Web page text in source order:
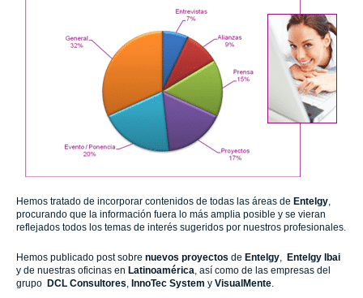
Hemos tratado de incorporar contenidos de todas las áreas de Entelgy
procurando que la información fuera lo más amplia posible y se vieran
reflejados todos los temas de interés sugeridos por nuestros profesionales.
Hemos publicado post sobre nuevos proyectos de Entelgy Entelgy Ibai
y de nuestras oficinas en Latinoamérica , así como de las empresas del
grupo DCL Consultores InnoTec System y VisualMente